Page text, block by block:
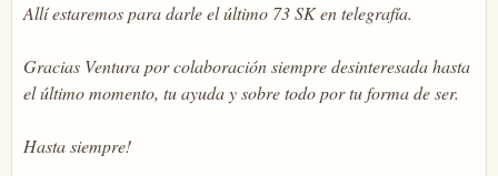
Allí estaremos para darle el último 73 SK en telegrafía.
Gracias Ventura por colaboración siempre desinteresada hasta
el último momento, tu ayuda y sobre todo por tu forma de ser.
Hasta siempre!